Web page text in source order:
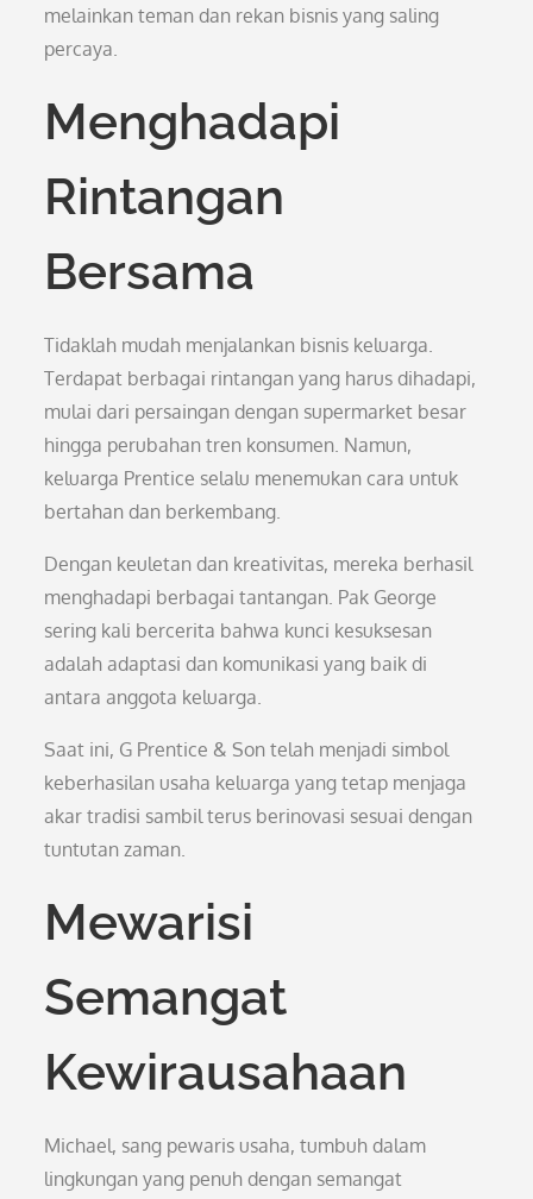
melainkan teman dan rekan bisnis yang saling
percaya.
Menghadapi
Rintangan
Bersama
Tidaklah mudah menjalankan bisnis keluarga.
Terdapat berbagai rintangan yang harus dihadapi,
mulai dari persaingan dengan supermarket besar
hingga perubahan tren konsumen. Namun,
keluarga Prentice selalu menemukan cara untuk
bertahan dan berkembang.
Dengan keuletan dan kreativitas, mereka berhasil
menghadapi berbagai tantangan. Pak George
sering kali bercerita bahwa kunci kesuksesan
adalah adaptasi dan komunikasi yang baik di
antara anggota keluarga.
Saat ini, G Prentice & Son telah menjadi simbol
keberhasilan usaha keluarga yang tetap menjaga
akar tradisi sambil terus berinovasi sesuai dengan
tuntutan zaman.
Mewarisi
Semangat
Kewirausahaan
Michael, sang pewaris usaha, tumbuh dalam
lingkungan yang penuh dengan semangat